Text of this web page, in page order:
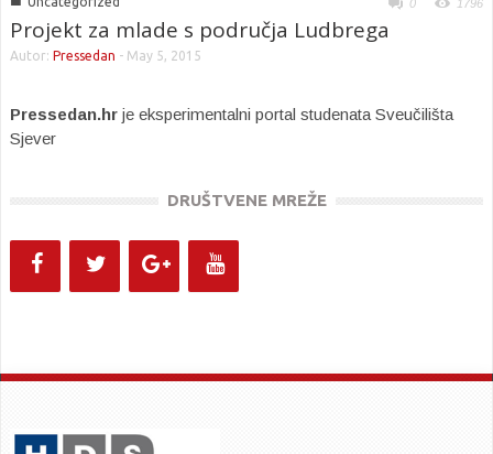
0 1796
Projekt za mlade s područja Ludbrega
Autor: Pressedan - May 5, 2015
Pressedan.hr je eksperimentalni portal studenata Sveučilišta
Sjever
DRUŠTVENE MREŽE